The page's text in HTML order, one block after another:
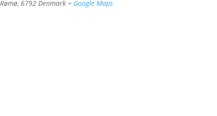
Rømø, 6792 Denmark + Google Maps